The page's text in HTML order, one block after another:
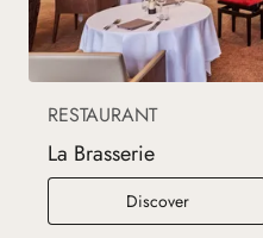
RESTAURANT
La Brasserie
DiscoverLa Brasserie